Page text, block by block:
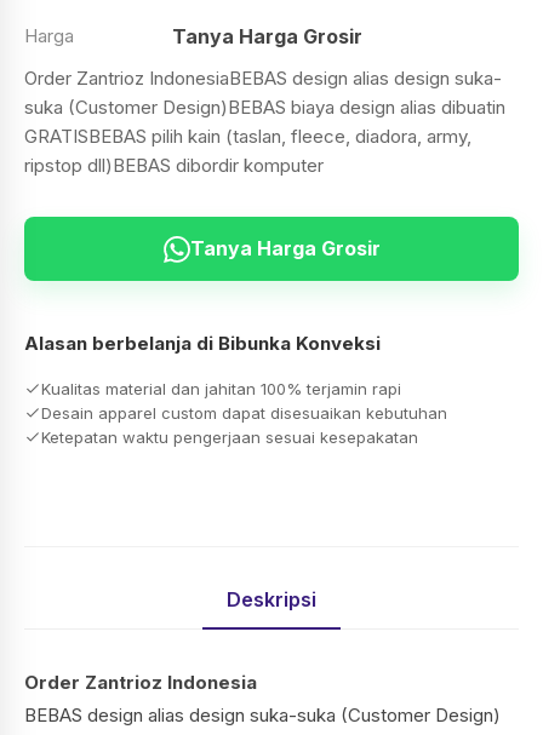
Harga Tanya Harga Grosir
Order Zantrioz IndonesiaBEBAS design alias design suka-
suka (Customer Design)BEBAS biaya design alias dibuatin
GRATISBEBAS pilih kain (taslan, fleece, diadora, army,
ripstop dll)BEBAS dibordir komputer
Tanya Harga Grosir
Alasan berbelanja di Bibunka Konveksi
Kualitas material dan jahitan 100% terjamin rapi
Desain apparel custom dapat disesuaikan kebutuhan
Ketepatan waktu pengerjaan sesuai kesepakatan
Deskripsi
Order Zantrioz Indonesia
BEBAS design alias design suka-suka (Customer Design)